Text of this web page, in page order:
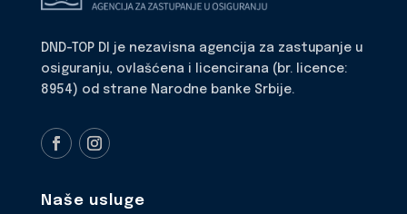
DND-TOP DI je nezavisna agencija za zastupanje u
osiguranju, ovlašćena i licencirana (br. licence:
8954) od strane Narodne banke Srbije.
Naše usluge